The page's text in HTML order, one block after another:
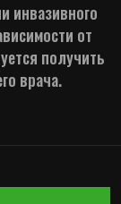
инвазивного
от
получить
врача.